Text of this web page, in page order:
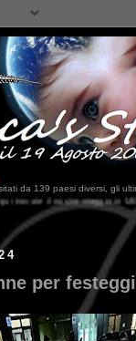
da 139 paesi diversi, gli
2023...clikka qui !!!
per